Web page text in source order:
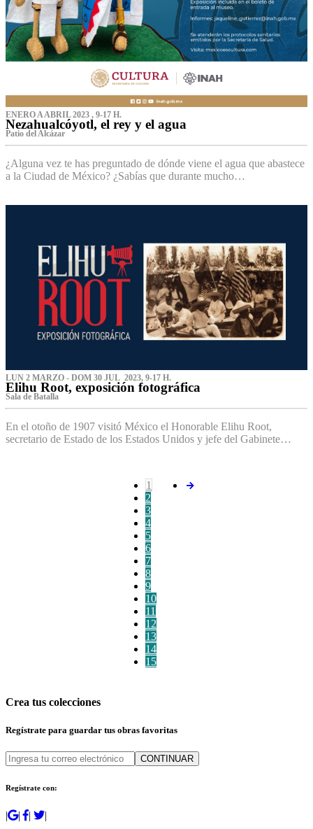
ENERO A ABRIL 2023 , 9-17 H.
Nezahualcóyotl, el rey y el agua
Patio del Alcázar
¿Alguna vez te has preguntado de dónde viene el agua que abastece
a la Ciudad de México? ¿Sabías que durante mucho…
LUN 2 MARZO - DOM 30 JUL 2023, 9-17 H.
Elihu Root, exposición fotográfica
Sala de Batalla
En el otoño de 1907 visitó México el Honorable Elihu Root,
secretario de Estado de los Estados Unidos y jefe del Gabinete…
1
2
3
4
5
6
7
8
9
10
11
12
13
14
15
Crea tus colecciones
Regístrate para guardar tus obras favoritas
CONTINUAR
Regístrate con:
| | | |